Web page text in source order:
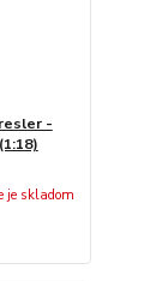
-
je skladom